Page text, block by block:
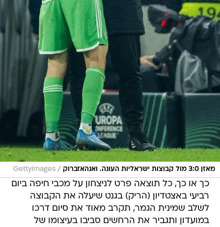
מאזן 3:0 מול קבוצות ישראליות העונה. ואנהאזברוק /
GettyImages
כך או כך, כל תוצאה פרט לניצחון על מכבי חיפה ביום
רביעי באצטדיון (הריק) בגנט שיעלה את הקבוצה
לשלב שמינית הגמר, תקרב מאוד את סיום דרכו
במועדון ותגביר את הרחשים סביבו בעיצומו של